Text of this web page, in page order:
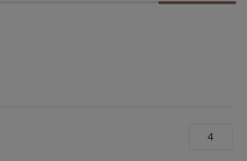
4